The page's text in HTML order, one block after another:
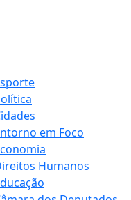
em Foco
Humanos